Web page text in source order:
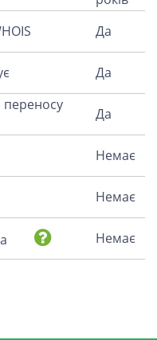
Да
Да
переносу
Да
Немає
Немає
Немає